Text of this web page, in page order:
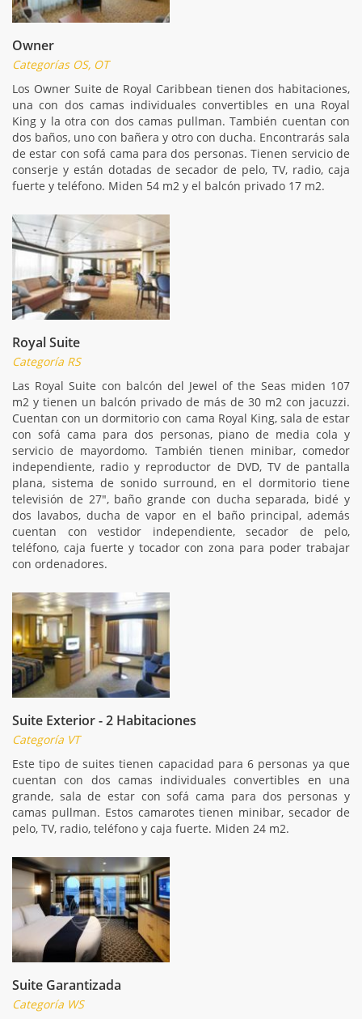
Owner
Categorías OS, OT
Los Owner Suite de Royal Caribbean tienen dos habitaciones,
una con dos camas individuales convertibles en una Royal
King y la otra con dos camas pullman. También cuentan con
dos baños, uno con bañera y otro con ducha. Encontrarás sala
de estar con sofá cama para dos personas. Tienen servicio de
conserje y están dotadas de secador de pelo, TV, radio, caja
fuerte y teléfono. Miden 54 m2 y el balcón privado 17 m2.
Royal Suite
Categoría RS
Las Royal Suite con balcón del Jewel of the Seas miden 107
m2 y tienen un balcón privado de más de 30 m2 con jacuzzi.
Cuentan con un dormitorio con cama Royal King, sala de estar
con sofá cama para dos personas, piano de media cola y
servicio de mayordomo. También tienen minibar, comedor
independiente, radio y reproductor de DVD, TV de pantalla
plana, sistema de sonido surround, en el dormitorio tiene
televisión de 27", baño grande con ducha separada, bidé y
dos lavabos, ducha de vapor en el baño principal, además
cuentan con vestidor independiente, secador de pelo,
teléfono, caja fuerte y tocador con zona para poder trabajar
con ordenadores.
Suite Exterior - 2 Habitaciones
Categoría VT
Este tipo de suites tienen capacidad para 6 personas ya que
cuentan con dos camas individuales convertibles en una
grande, sala de estar con sofá cama para dos personas y
camas pullman. Estos camarotes tienen minibar, secador de
pelo, TV, radio, teléfono y caja fuerte. Miden 24 m2.
Suite Garantizada
Categoría WS